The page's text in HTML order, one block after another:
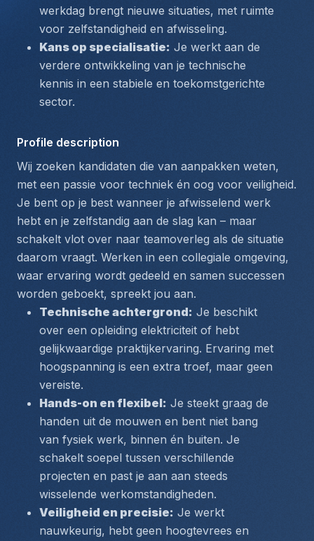
werkdag brengt nieuwe situaties, met ruimte
voor zelfstandigheid en afwisseling.
Kans op specialisatie: Je werkt aan de
verdere ontwikkeling van je technische
kennis in een stabiele en toekomstgerichte
sector.
Profile description
Wij zoeken kandidaten die van aanpakken weten,
met een passie voor techniek én oog voor veiligheid.
Je bent op je best wanneer je afwisselend werk
hebt en je zelfstandig aan de slag kan – maar
schakelt vlot over naar teamoverleg als de situatie
daarom vraagt. Werken in een collegiale omgeving,
waar ervaring wordt gedeeld en samen successen
worden geboekt, spreekt jou aan.
Technische achtergrond: Je beschikt
over een opleiding elektriciteit of hebt
gelijkwaardige praktijkervaring. Ervaring met
hoogspanning is een extra troef, maar geen
vereiste.
Hands-on en flexibel: Je steekt graag de
handen uit de mouwen en bent niet bang
van fysiek werk, binnen én buiten. Je
schakelt soepel tussen verschillende
projecten en past je aan aan steeds
wisselende werkomstandigheden.
Veiligheid en precisie: Je werkt
nauwkeurig, hebt geen hoogtevrees en